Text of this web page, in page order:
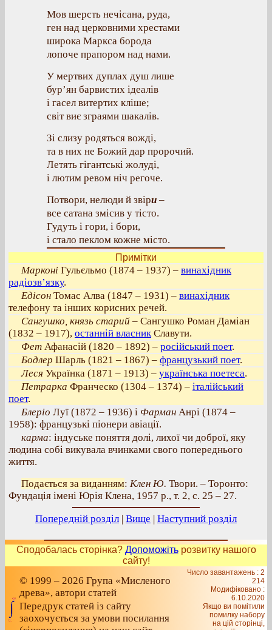
Мов шерсть нечісана, руда,
ген над церковними хрестами
широка Маркса борода
лопоче прапором над нами.
У мертвих дуплах душ лише
бур’ян барвистих ідеалів
і гасел витертих кліше;
світ виє зграями шакалів.
Зі слизу родяться вожді,
та в них не Божий дар пророчий.
Летять гігантські жолуді,
і лютим ревом ніч регоче.
Потвори, нелюди й звіри –
все сатана змісив у тісто.
Гудуть і гори, і бори,
і стало пеклом кожне місто.
Примітки
Марконі Гульєльмо (1874 – 1937) – винахідник
радіозв’язку.
Едісон Томас Алва (1847 – 1931) – винахідник
телефону та інших корисних речей.
Сангушко, князь старий – Сангушко Роман Даміан
(1832 – 1917), останній власникСлавути.
Фет Афанасій (1820 – 1892) – російський поет.
Бодлер Шарль (1821 – 1867) – французький поет.
Леся Українка (1871 – 1913) – українська поетеса.
Петрарка Франческо (1304 – 1374) – італійський
поет.
Блеріо Луї (1872 – 1936) і Фарман Анрі (1874 –
1958): французькі піонери авіації.
карма: індуське поняття долі, лихої чи доброї, яку
людина собі викувала вчинками свого попереднього
життя.
Подається за виданням: Клен Ю. Твори. – Торонто:
Фундація імені Юрія Клена, 1957 р., т. 2, с. 25 – 27.
Попередній розділ | Вище | Наступний розділ
Сподобалась сторінка? Допоможітьрозвитку нашого
сайту!
© 1999 – 2026 Група «Мисленого
древа», автори статей
Передрук статей із сайту
заохочується за умови посилання
Число завантажень : 2
214
Модифіковано :
6.10.2020
Якщо ви помітили
помилку набору
на цiй сторiнцi,